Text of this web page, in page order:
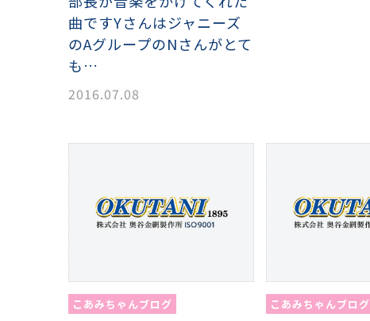
曲ですYさんはジャニーズ
のAグループのNさんがとて
も…
2016.07.08
こあみちゃんブログ こあみちゃんブログ